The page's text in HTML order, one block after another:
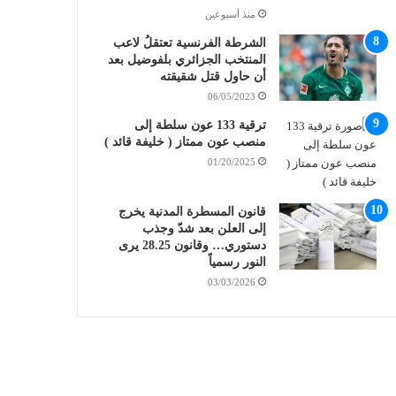
منذ أسبوعين
الشرطة الفرنسية تعتقلُ لاعب
المنتخب الجزائري بلفوضيل بعد
أن حاول قتل شقيقته
06/05/2023
ترقية 133 عون سلطة إلى
منصب عون ممتاز ( خليفة قائد )
01/20/2025
قانون المسطرة المدنية يخرج
إلى العلن بعد شدّ وجذب
دستوري… وقانون 28.25 يرى
النور رسمياً
03/03/2026